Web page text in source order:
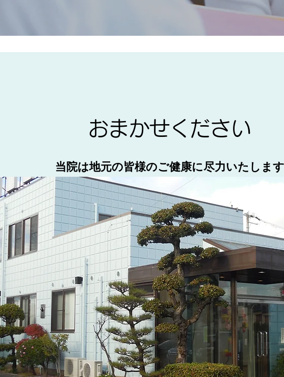
おまかせください
当院は地元の皆様のご健康に尽力いたします